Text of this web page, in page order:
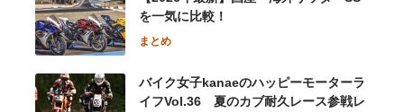
を一気に比較！
まとめ
バイク女子kanaeのハッピーモーターラ
イフVol.36 夏のカブ耐久レース参戦レ